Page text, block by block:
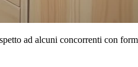
ad alcuni concorrenti con